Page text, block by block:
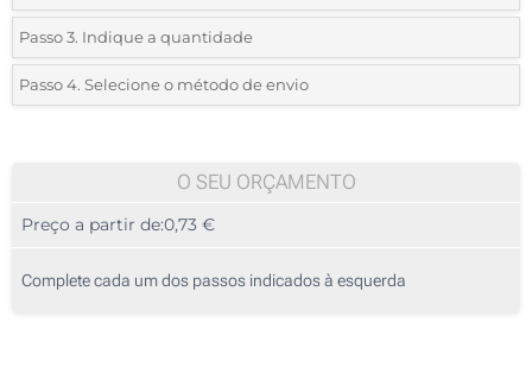
*Selecione o tipo de marcação e as cores do logotipo:
1 Cor (Num lado)
Passo 3. Indique a quantidade
*Quantidade mínima:25
50
125
Passo 4. Selecione o método de envio
O SEU ORÇAMENTO
Preço a partir de:0,73 €
Complete cada um dos passos indicados à esquerda